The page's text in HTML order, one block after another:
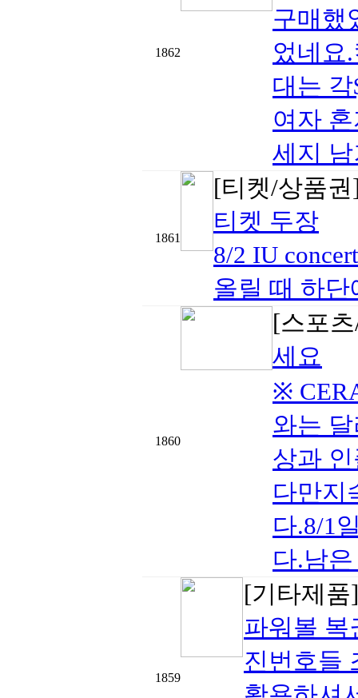
1862
구매했
었네요
대는
여자
세지
1861
[티켓/상품
티켓 두장
8/2 IU
올릴 때 하
1860
[스포
세요
※
와는
상과
다만지
다.8/1
다.남
1859
[기타제
파워볼 복
진번호들